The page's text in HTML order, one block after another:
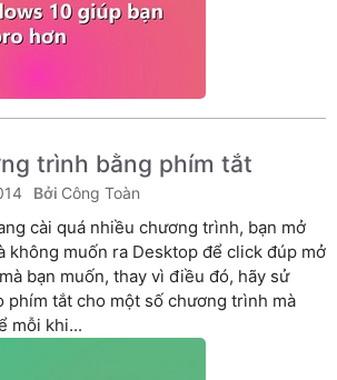
trình bằng phím tắt
Công Toàn
cài quá nhiều chương trình, bạn mở
không muốn ra Desktop để click đúp mở
bạn muốn, thay vì điều đó, hãy sử
phím tắt cho một số chương trình mà
mỗi khi...